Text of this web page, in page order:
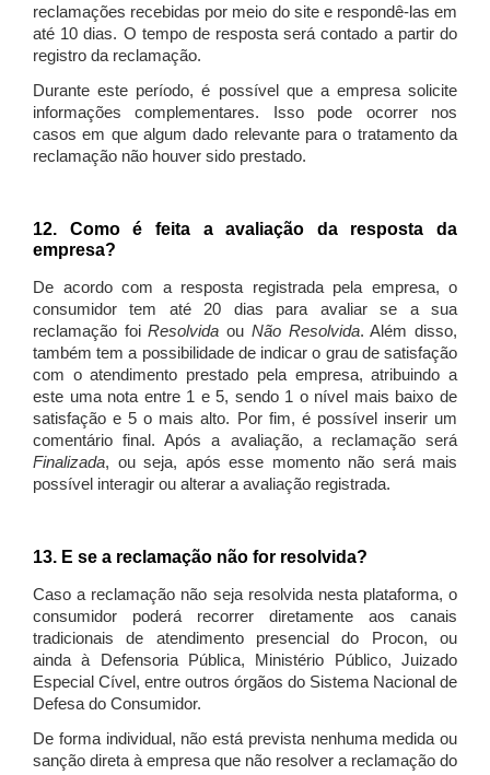
reclamações recebidas por meio do site e respondê-las em
até 10 dias. O tempo de resposta será contado a partir do
registro da reclamação.
Durante este período, é possível que a empresa solicite
informações complementares. Isso pode ocorrer nos
casos em que algum dado relevante para o tratamento da
reclamação não houver sido prestado.
12. Como é feita a avaliação da resposta da
empresa?
De acordo com a resposta registrada pela empresa, o
consumidor tem até 20 dias para avaliar se a sua
reclamação foiResolvida ou Não Resolvida. Além disso,
também tem a possibilidade de indicar o grau de satisfação
com o atendimento prestado pela empresa, atribuindo a
este uma nota entre 1 e 5, sendo 1 o nível mais baixo de
satisfação e 5 o mais alto. Por fim, é possível inserir um
comentário final. Após a avaliação, a reclamação será
Finalizada, ou seja, após esse momento não será mais
possível interagir ou alterar a avaliação registrada.
13. E se a reclamação não for resolvida?
Caso a reclamação não seja resolvida nesta plataforma, o
consumidor poderá recorrer diretamente aos canais
tradicionais de atendimento presencial do Procon, ou
ainda à Defensoria Pública, Ministério Público, Juizado
Especial Cível, entre outros órgãos do Sistema Nacional de
Defesa do Consumidor.
De forma individual, não está prevista nenhuma medida ou
sanção direta à empresa que não resolver a reclamação do